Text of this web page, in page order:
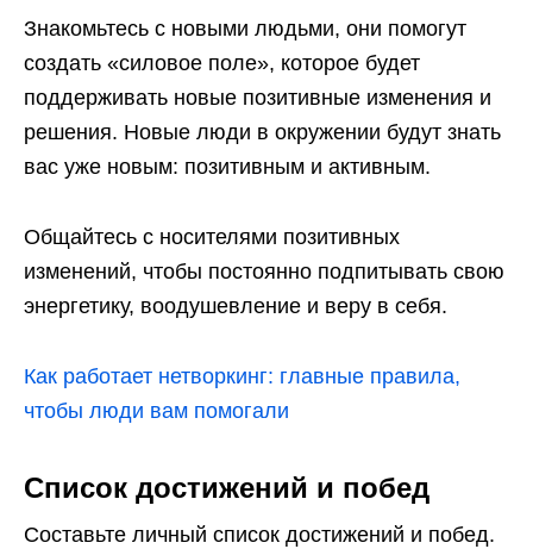
Знакомьтесь с новыми людьми, они помогут
создать «силовое поле», которое будет
поддерживать новые позитивные изменения и
решения. Новые люди в окружении будут знать
вас уже новым: позитивным и активным.
Общайтесь с носителями позитивных
изменений, чтобы постоянно подпитывать свою
энергетику, воодушевление и веру в себя.
Как работает нетворкинг: главные правила,
чтобы люди вам помогали
Список достижений и побед
Составьте личный список достижений и побед.